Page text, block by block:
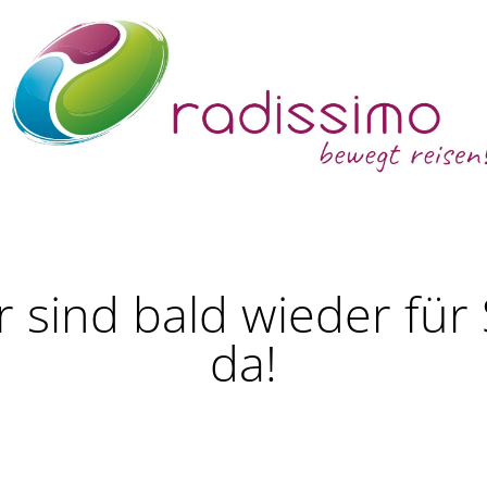
sind bald wieder für
da!